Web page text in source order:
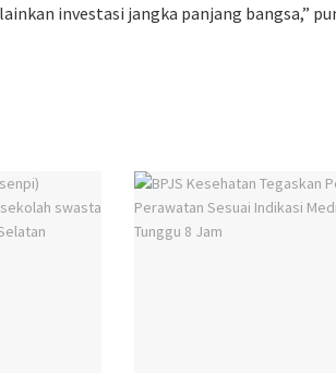
investasi jangka panjang bangsa,”